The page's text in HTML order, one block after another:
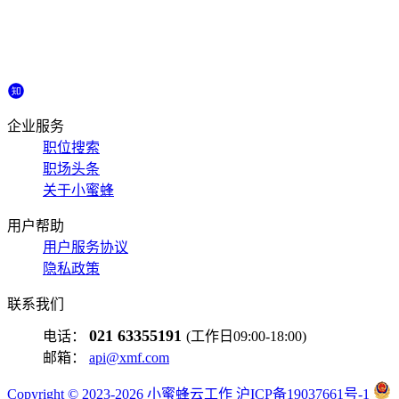
企业服务
职位搜索
职场头条
关于小蜜蜂
用户帮助
用户服务协议
隐私政策
联系我们
电话： 021 63355191 (工作日09:00-18:00)
邮箱： api@xmf.com
Copyright © 2023-2026 小蜜蜂云工作 沪ICP备19037661号-1